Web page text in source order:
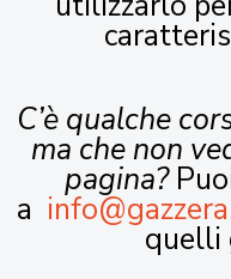
C’è qualche
ma che non
pagina?
a
quelli